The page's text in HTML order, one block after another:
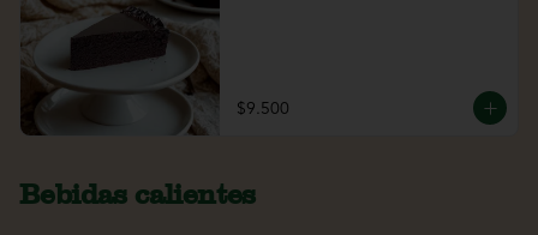
$9.500
Bebidas calientes